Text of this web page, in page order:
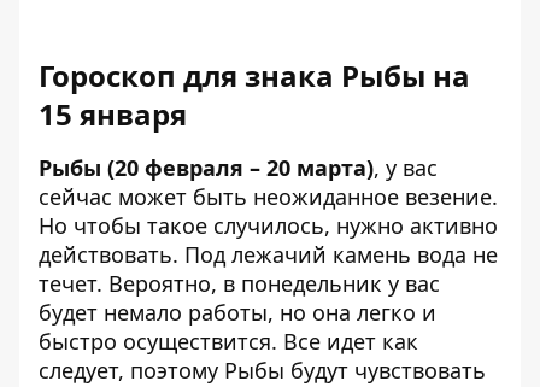
Гороскоп для знака Рыбы на
15 января
Рыбы (20 февраля – 20 марта), у вас
сейчас может быть неожиданное везение.
Но чтобы такое случилось, нужно активно
действовать. Под лежачий камень вода не
течет. Вероятно, в понедельник у вас
будет немало работы, но она легко и
быстро осуществится. Все идет как
следует, поэтому Рыбы будут чувствовать